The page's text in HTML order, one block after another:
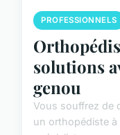
PROFESSIONNELS
solutions
genou
Vous souffrez de
un orthopédiste à